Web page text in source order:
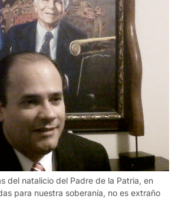
del natalicio del Padre de la Patria, en
para nuestra soberanía, no es extraño